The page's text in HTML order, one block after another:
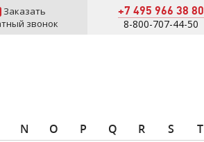
Заказать
звонок
+7 495 966 38 80
8-800-707-44-50
N O P Q R S T